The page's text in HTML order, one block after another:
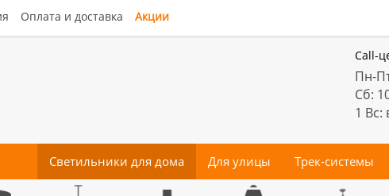
Оплата и доставка Акции
Call-
Пн-
Сб:
1 Вс:
Светильники для дома Для улицы Трек-системы